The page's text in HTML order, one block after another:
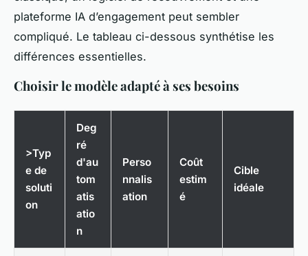
plateforme IA d’engagement peut sembler
compliqué. Le tableau ci-dessous synthétise les
différences essentielles.
Choisir le modèle adapté à ses besoins
>Typ
e de
soluti
on
Deg
ré
d'au
tom
atis
atio
n
Perso
nnalis
ation
Coût
estim
é
Cible
idéale